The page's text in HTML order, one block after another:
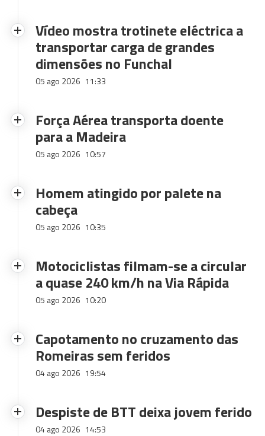
Vídeo mostra trotinete eléctrica a
transportar carga de grandes
dimensões no Funchal
05 ago 2026 11:33
Força Aérea transporta doente
para a Madeira
05 ago 2026 10:57
Homem atingido por palete na
cabeça
05 ago 2026 10:35
Motociclistas filmam-se a circular
a quase 240 km/h na Via Rápida
05 ago 2026 10:20
Capotamento no cruzamento das
Romeiras sem feridos
04 ago 2026 19:54
Despiste de BTT deixa jovem ferido
04 ago 2026 14:53